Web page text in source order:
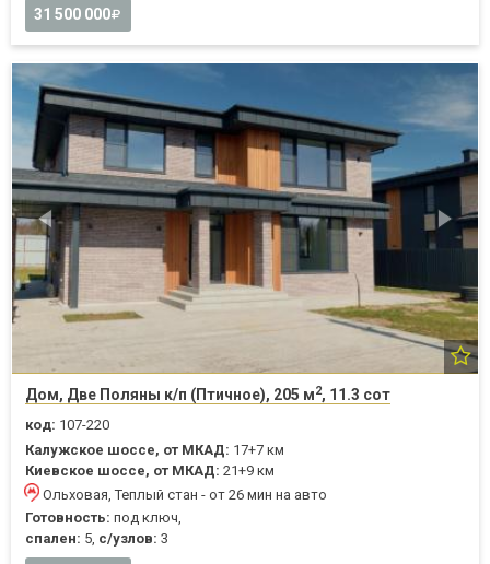
31 500 000
Дом, Две Поляны к/п (Птичное), 205 м2, 11.3 сот
код: 107-220
Калужское шоссе, от МКАД: 17+7 км
Киевское шоссе, от МКАД: 21+9 км
Ольховая, Теплый стан - от 26 мин на авто
Готовность: под ключ,
спален: 5, с/узлов: 3